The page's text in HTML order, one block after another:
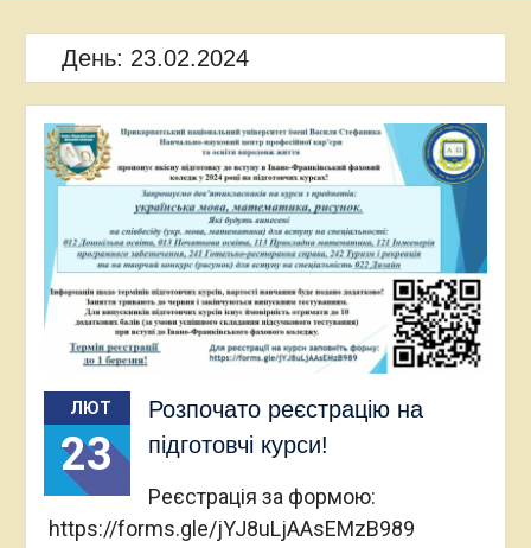
День: 23.02.2024
ЛЮТ
23
Розпочато реєстрацію на
підготовчі курси!
Реєстрація за формою:
https://forms.gle/jYJ8uLjAAsEMzB989